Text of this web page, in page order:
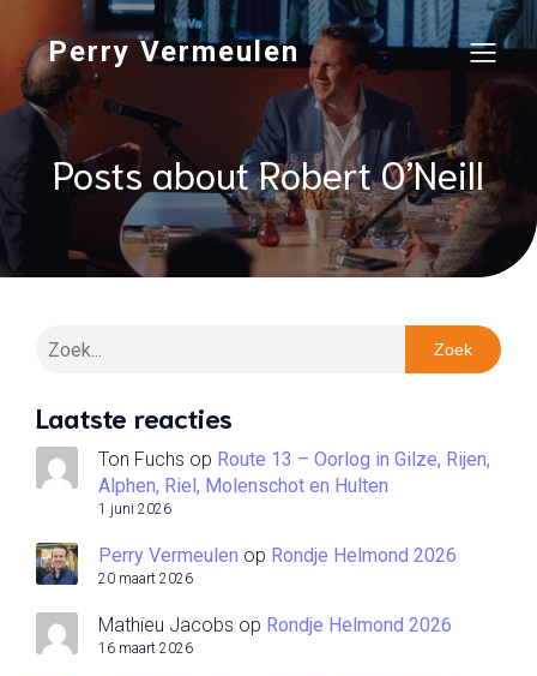
Perry Vermeulen
Posts about Robert O’Neill
Zoek
Laatste reacties
Ton Fuchs op Route 13 – Oorlog in Gilze, Rijen,
Alphen, Riel, Molenschot en Hulten
1 juni 2026
Perry Vermeulen op Rondje Helmond 2026
20 maart 2026
Mathieu Jacobs op Rondje Helmond 2026
16 maart 2026